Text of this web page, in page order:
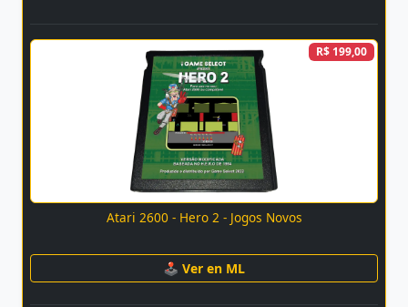
R$ 199,00
Atari 2600 - Hero 2 - Jogos Novos
🕹 Ver en ML